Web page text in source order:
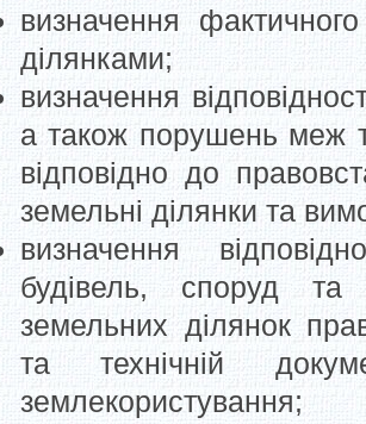
визначення
ділянками;
визначення
а також порушень меж
відповідно до
земельні ділянки та
визначення
будівель, споруд та
земельних ділянок
та технічній
землекористування;